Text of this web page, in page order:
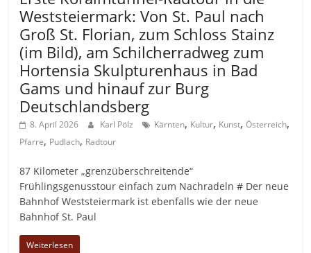
Weststeiermark: Von St. Paul nach
Groß St. Florian, zum Schloss Stainz
(im Bild), am Schilcherradweg zum
Hortensia Skulpturenhaus in Bad
Gams und hinauf zur Burg
Deutschlandsberg
8. April 2026 Karl Pölz Kärnten, Kultur, Kunst,Österreich,
Pfarre, Pudlach, Radtour
87 Kilometer „grenzüberschreitende“
Frühlingsgenusstour einfach zum Nachradeln # Der neue
Bahnhof Weststeiermark ist ebenfalls wie der neue
Bahnhof St. Paul
Weiterlesen